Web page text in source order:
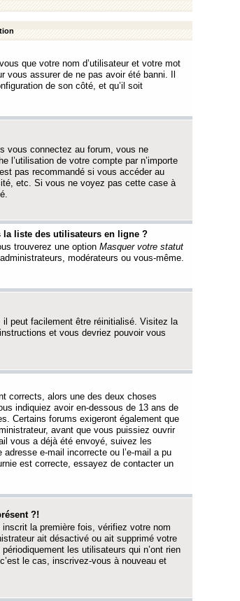
que votre nom d’utilisateur et votre mot
assurer de ne pas avoir été banni. Il
de son côté, et qu’il soit
vous connectez au forum, vous ne
l’utilisation de votre compte par n’importe
pas recommandé si vous accéder au
etc. Si vous ne voyez pas cette case à
la liste des utilisateurs en ligne ?
trouverez une option Masquer votre statut
modérateurs ou vous-même.
peut facilement être réinitialisé. Visitez la
et vous devriez pouvoir vous
corrects, alors une des deux choses
indiquiez avoir en-dessous de 13 ans de
Certains forums exigeront également que
avant que vous puissiez ouvrir
vous a déjà été envoyé, suivez les
e-mail incorrecte ou l’e-mail a pu
est correcte, essayez de contacter un
?!
la première fois, vérifiez votre nom
ait désactivé ou ait supprimé votre
les utilisateurs qui n’ont rien
le cas, inscrivez-vous à nouveau et